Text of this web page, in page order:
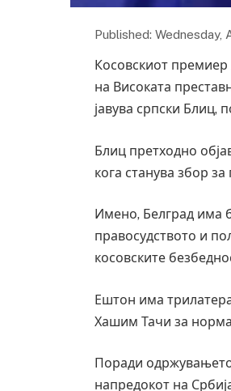
Published: Wednesday,
Косовскиот
на Високата
јавува српски Блиц,
Блиц претходно
кога станува збор
Имено, Белград има
правосудството и
косовските
Ештон има
Хашим Тачи за
Поради
напредокот на